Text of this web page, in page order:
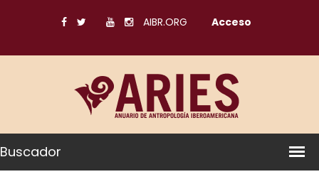
AIBR.ORG Acceso
Buscador